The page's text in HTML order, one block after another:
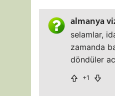
almanya
selamlar,
zamanda
döndüler
+1